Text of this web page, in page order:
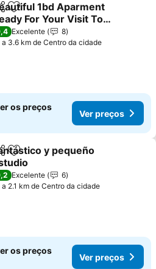
Adicionar aos favoritos
1bd Aparment
For Your Visit To
Near To
preços
Excelente
8
a 3.6 km de Centro da cidade
os preços
Ver preços
Adicionar aos favoritos
y pequeño
preços
Excelente
6
a 2.1 km de Centro da cidade
os preços
Ver preços